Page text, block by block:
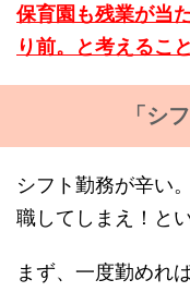
保育園も残業が当
り前。と考えるこ
「シ
シフト勤務が辛い
職してしまえ！と
まず、一度勤めれ